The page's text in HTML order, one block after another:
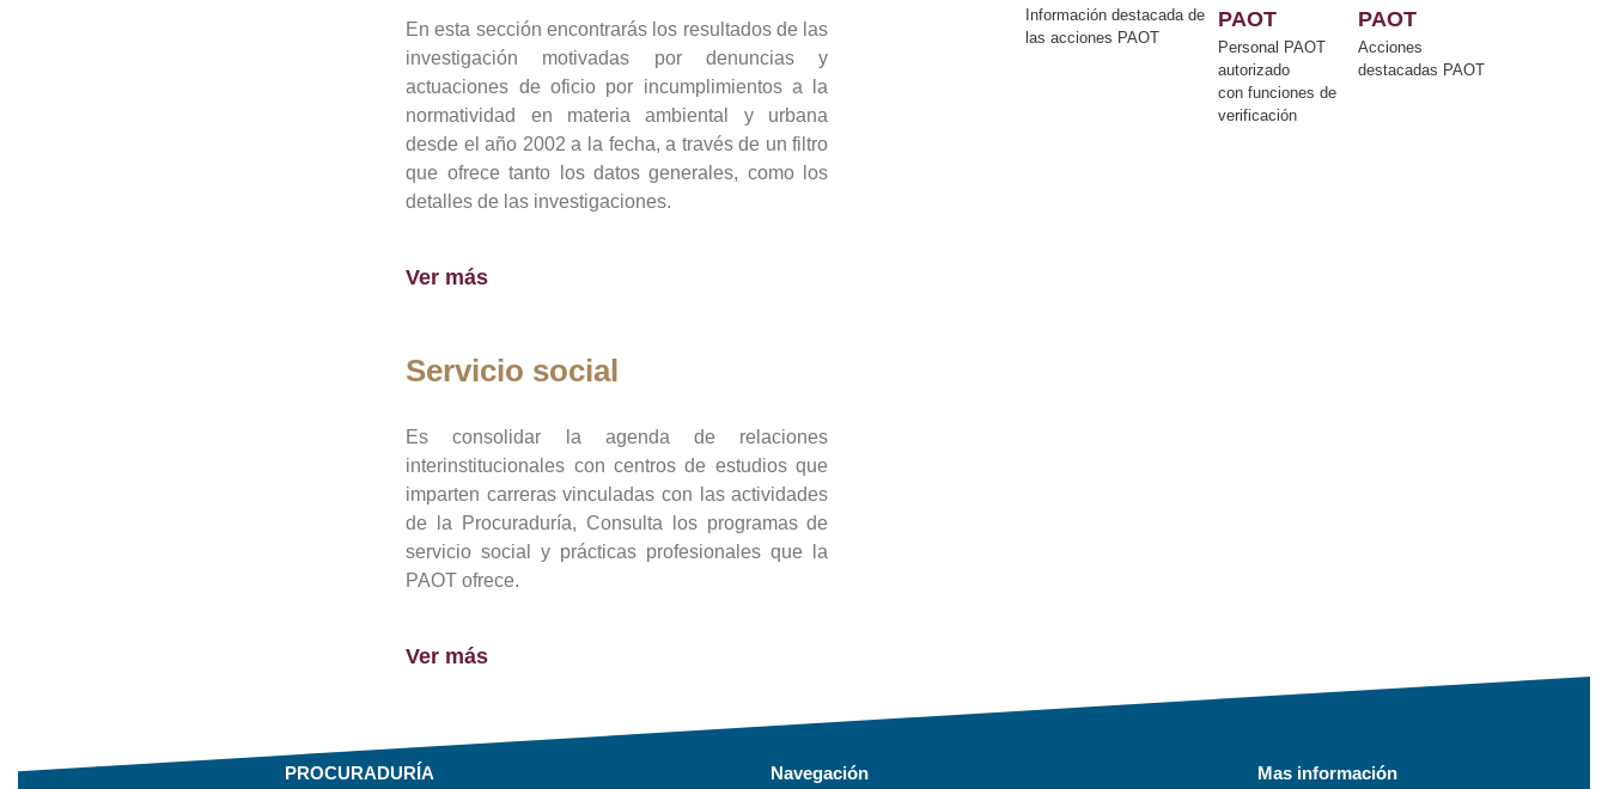
En esta sección encontrarás los resultados de las
investigación motivadas por denuncias y
actuaciones de oficio por incumplimientos a la
normatividad en materia ambiental y urbana
desde el año 2002 a la fecha, a través de un filtro
que ofrece tanto los datos generales, como los
detalles de las investigaciones.
Ver más
Servicio social
Es consolidar la agenda de relaciones
interinstitucionales con centros de estudios que
imparten carreras vinculadas con las actividades
de la Procuraduría, Consulta los programas de
servicio social y prácticas profesionales que la
PAOT ofrece.
Ver más
Información destacada de
las acciones PAOT
PAOT
Personal PAOT
autorizado
con funciones de
verificación
PAOT
Acciones
destacadas PAOT
PROCURADURÍA Navegación Mas información